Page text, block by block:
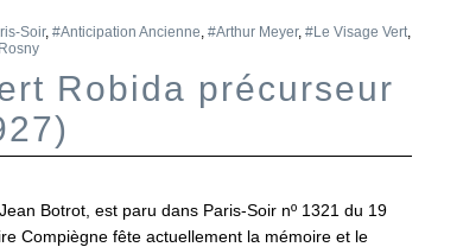
Soir, #Anticipation Ancienne, #Arthur Meyer, #Le Visage Vert,
Robida précurseur
Botrot, est paru dans Paris-Soir nº 1321 du 19
Compiègne fête actuellement la mémoire et le